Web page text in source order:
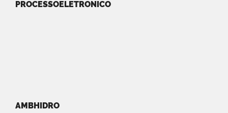
PROCESSOELETRONICO
AMBHIDRO